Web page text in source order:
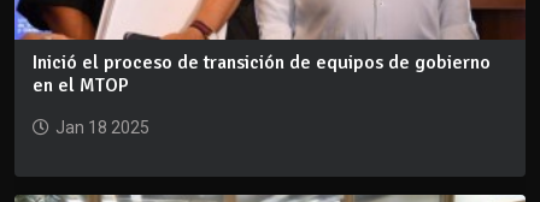
Inició el proceso de transición de equipos de gobierno
en el MTOP
Jan 18 2025